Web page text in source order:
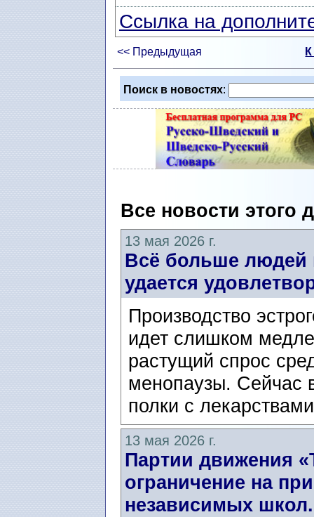
Ссылка на
<< Предыдущая
Поиск в новостях:
Все новости этого
13 мая 2026 г.
Всё больше людей
удается
Производство
идет слишком
растущий спрос
менопаузы. Сейчас
полки с
13 мая 2026 г.
Партии движения
ограничение на
независимых школ.